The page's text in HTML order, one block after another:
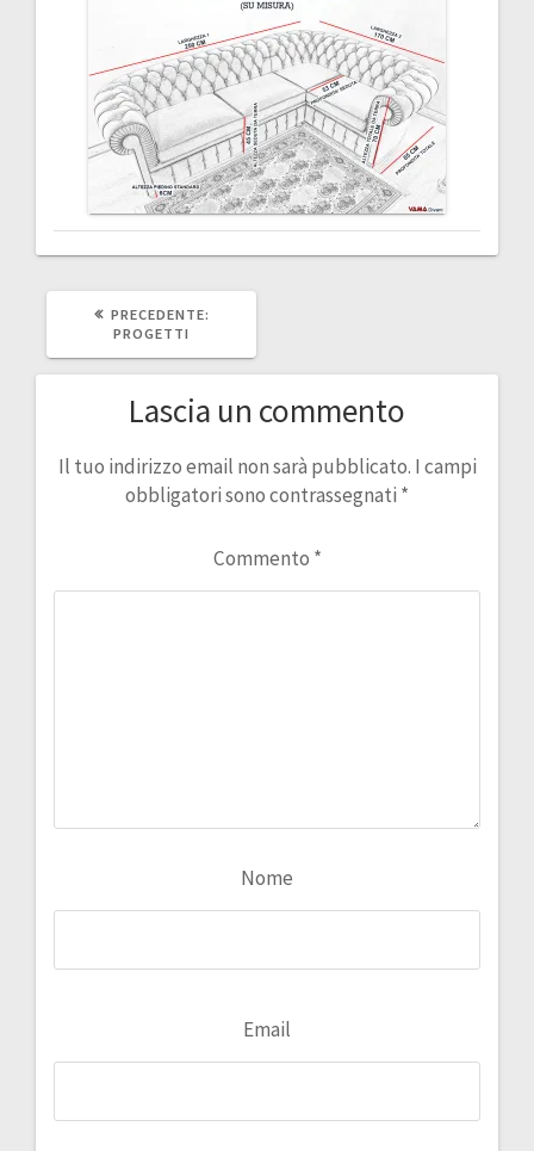
PRECEDENTE:
PROGETTI
Lascia un commento
Il tuo indirizzo email non sarà pubblicato. I campi
obbligatori sono contrassegnati *
Commento *
Nome
Email